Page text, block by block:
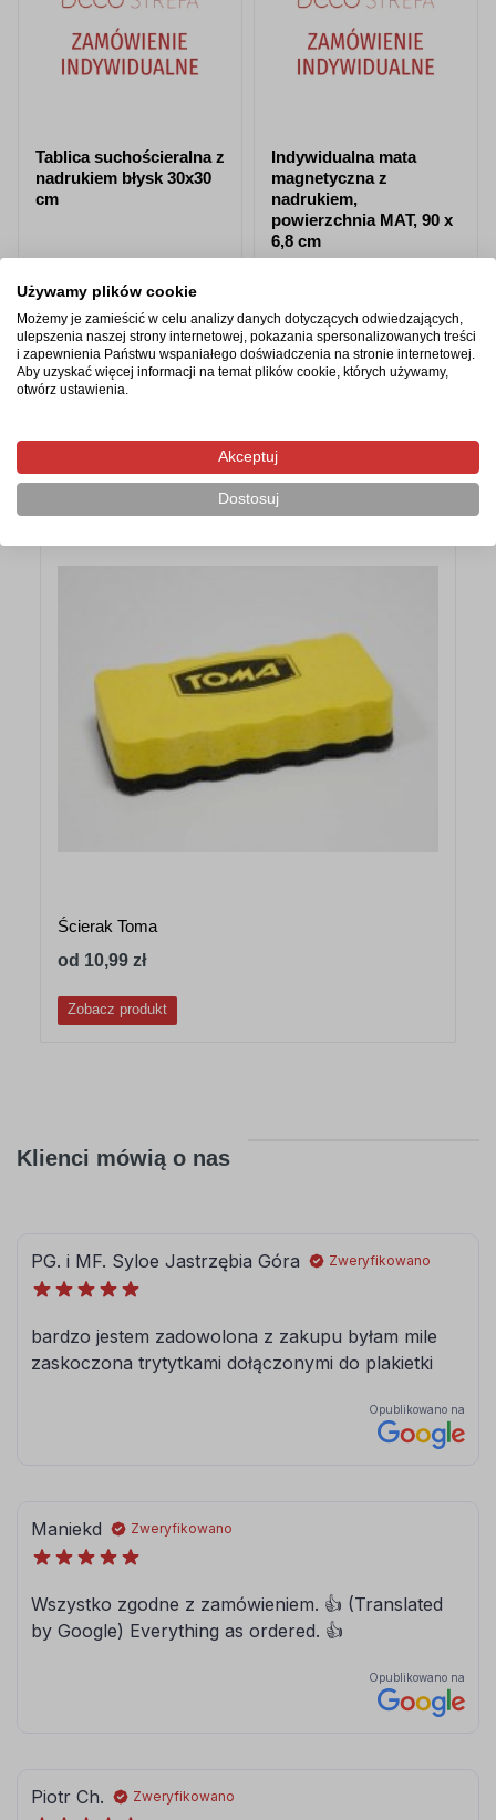
Tablica suchościeralna z
nadrukiem błysk 30x30
cm
od 110,60 zł
Zobacz produkt
Indywidualna mata
magnetyczna z
nadrukiem,
powierzchnia MAT, 90 x
6,8 cm
Zobacz produkt
Polecane akcesoria
Ścierak Toma
od 10,99 zł
Zobacz produkt
Klienci mówią o nas
Używamy plików cookie
Możemy je zamieścić w celu analizy danych dotyczących odwiedzających,
ulepszenia naszej strony internetowej, pokazania spersonalizowanych treści
i zapewnienia Państwu wspaniałego doświadczenia na stronie internetowej.
Aby uzyskać więcej informacji na temat plików cookie, których używamy,
otwórz ustawienia.
Akceptuj
Dostosuj